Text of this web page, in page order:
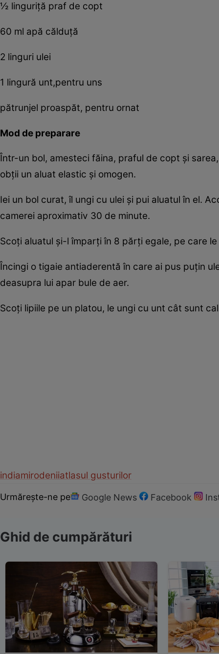
½ linguriță praf de copt
60 ml apă călduță
2 linguri ulei
1 lingură unt,pentru uns
pătrunjel proaspăt, pentru ornat
Mod de preparare
Într-un bol, amesteci făina, praful de copt și
obții un aluat elastic și omogen.
Iei un bol curat, îl ungi cu ulei și pui aluatul în el.
camerei aproximativ 30 de minute.
Scoți aluatul și-l împarți în 8 părți egale, pe care
Încingi o tigaie antiaderentă în care ai pus puțin
deasupra lui apar bule de aer.
Scoți lipiile pe un platou, le ungi cu unt cât sunt
indiamirodeniiatlasul gusturilor
Urmărește-ne pe Google News Facebook
Ghid de cumpărături